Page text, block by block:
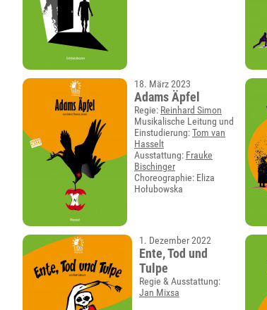
18. März 2023
Adams Äpfel
Regie: Reinhard Simon
Musikalische Leitung und
Einstudierung:Tom van
Hasselt
Ausstattung: Frauke
Bischinger
Choreographie: Eliza
Hołubowska
1. Dezember 2022
Ente, Tod und
Tulpe
Regie & Ausstattung:
Jan Mixsa